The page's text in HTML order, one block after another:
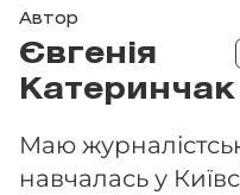
Автор
Євгенія
Катеринчак
Маю
навчалась у